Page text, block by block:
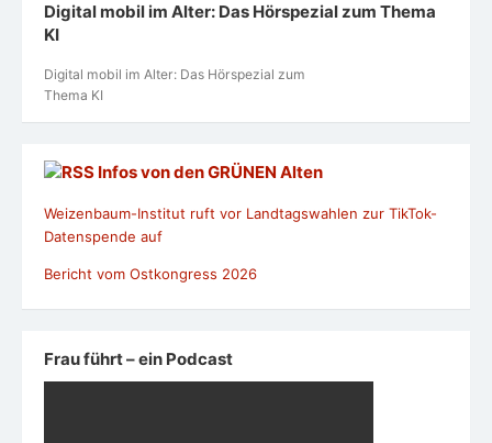
Digital mobil im Alter: Das Hörspezial zum Thema
KI
Digital mobil im Alter: Das Hörspezial zum
Thema KI
Infos von den GRÜNEN Alten
Weizenbaum-Institut ruft vor Landtagswahlen zur TikTok-
Datenspende auf
Bericht vom Ostkongress 2026
Frau führt – ein Podcast